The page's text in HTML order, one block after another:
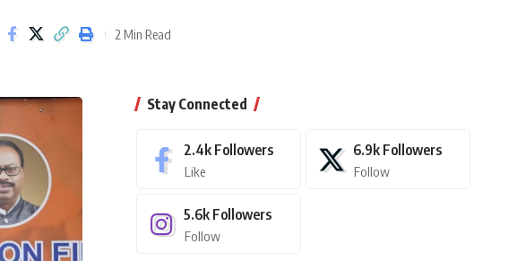
2 Min Read
Stay Connected
2.4k Followers
Like
6.9k Followers
Follow
5.6k Followers
Follow